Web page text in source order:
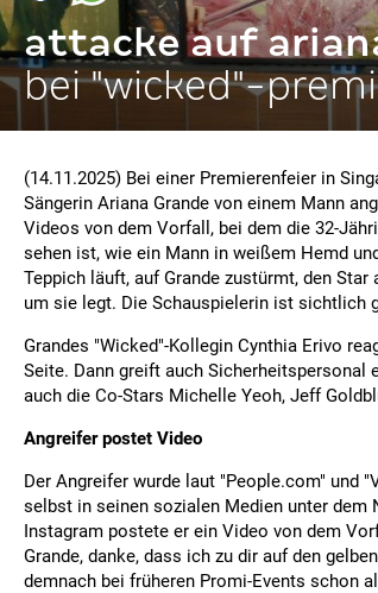
attacke auf
bei "wicked"-
(14.11.2025) Bei einer Premierenfeier in
Sängerin Ariana Grande von einem Mann
Videos von dem Vorfall, bei dem die 32-
sehen ist, wie ein Mann in weißem Hemd
Teppich läuft, auf Grande zustürmt, den
um sie legt. Die Schauspielerin ist sichtlich
Grandes "Wicked"-Kollegin Cynthia Erivo
Seite. Dann greift auch Sicherheitspersonal
auch die Co-Stars Michelle Yeoh, Jeff
Angreifer postet Video
Der Angreifer wurde laut "People.com" und
selbst in seinen sozialen Medien unter dem
Instagram postete er ein Video von dem
Grande, danke, dass ich zu dir auf den
demnach bei früheren Promi-Events schon